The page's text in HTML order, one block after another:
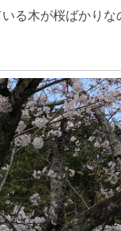
る木が桜ばかりな